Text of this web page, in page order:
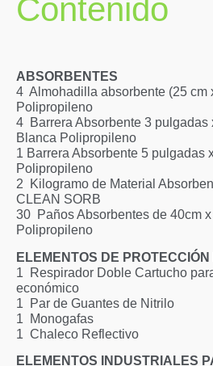
Contenido
ABSORBENTES​
4 ​ Almohadilla absorbente (25 cm
Polipropileno​
4 ​ Barrera Absorbente 3 pulgadas
Blanca Polipropileno​
1​ Barrera Absorbente 5 pulgadas
Polipropileno​
2 ​ Kilogramo de Material
CLEAN SORB​
30 ​ Paños Absorbentes de 40cm
Polipropileno​
ELEMENTOS DE
1 ​ Respirador Doble Cartucho
económico​
1 ​ Par de Guantes de Nitrilo​
1 ​ Monogafas​
1 ​ Chaleco Reflectivo​
ELEMENTOS INDUSTRIALES